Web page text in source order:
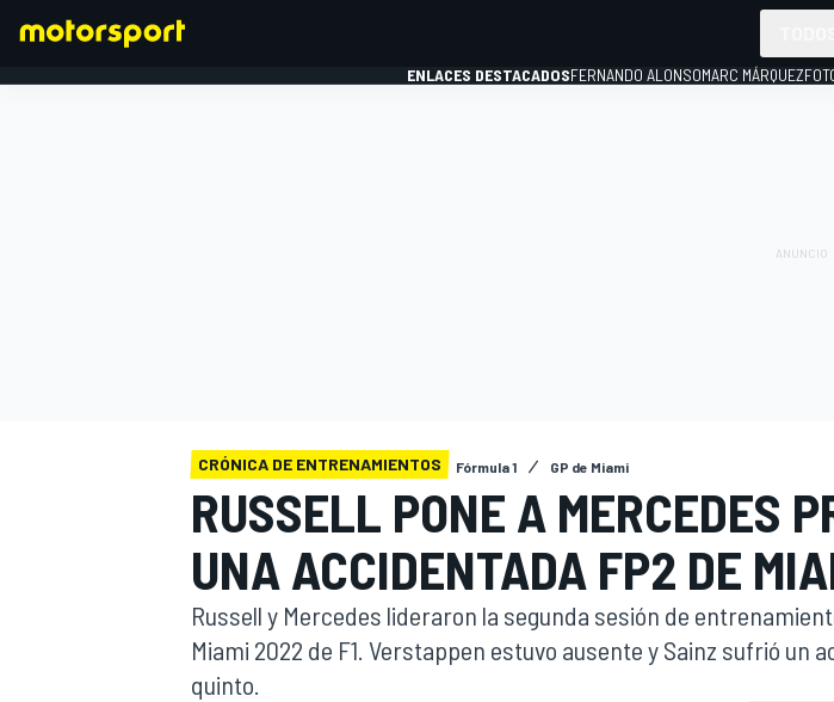
ENLACES DESTACADOSFERNANDO ALONSOMARC MÁRQUEZ
CRÓNICA DE ENTRENAMIENTOS Fórmula 1 GP de Miami
RUSSELL PONE A MERCEDES
UNA ACCIDENTADA FP2 DE
Russell y Mercedes lideraron la segunda sesión de
Miami 2022 de F1. Verstappen estuvo ausente y Sainz sufrió un
quinto.